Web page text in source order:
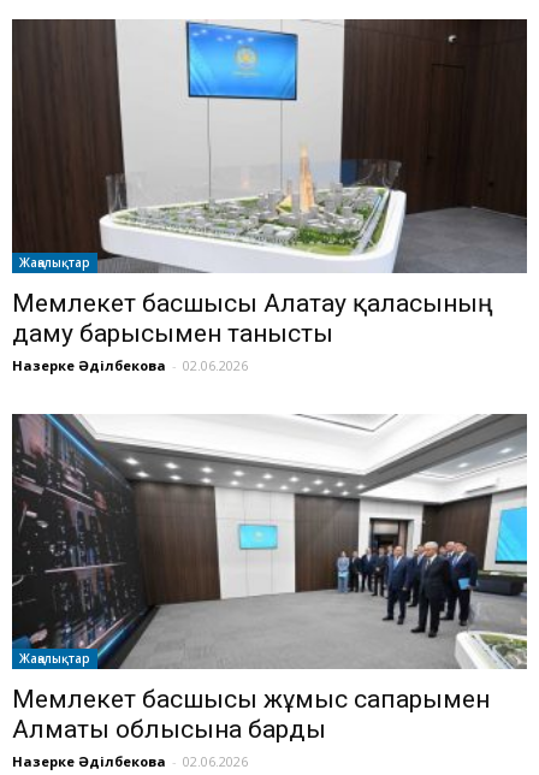
Жаңалықтар
Мемлекет басшысы Алатау қаласының
даму барысымен танысты
Назерке Әділбекова - 02.06.2026
Жаңалықтар
Мемлекет басшысы жұмыс сапарымен
Алматы облысына барды
Назерке Әділбекова - 02.06.2026